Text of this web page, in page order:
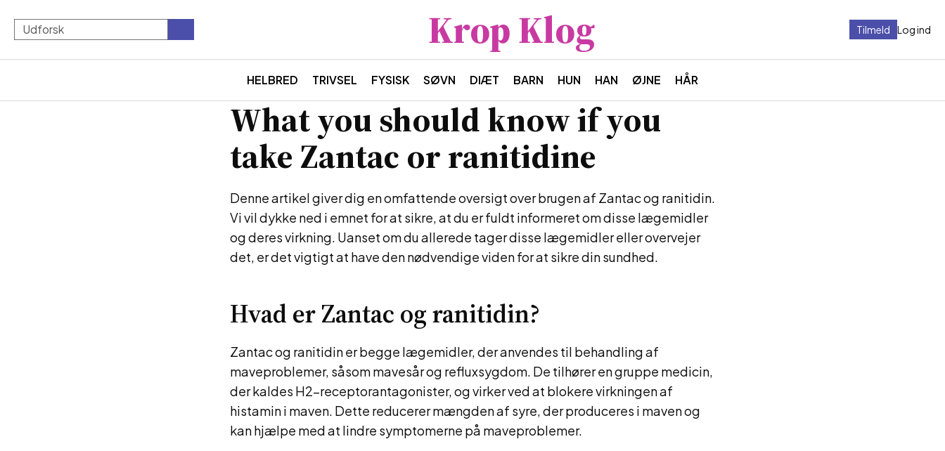
Krop Klog Log ind
Tilmeld
HELBRED TRIVSEL FYSISK SØVN DIÆT BARN HUN HAN ØJNE HÅR
What you should know if you
take Zantac or ranitidine
Denne artikel giver dig en omfattende oversigt over brugen af Zantac og ranitidin.
Vi vil dykke ned i emnet for at sikre, at du er fuldt informeret om disse lægemidler
og deres virkning. Uanset om du allerede tager disse lægemidler eller overvejer
det, er det vigtigt at have den nødvendige viden for at sikre din sundhed.
Hvad er Zantac og ranitidin?
Zantac og ranitidin er begge lægemidler, der anvendes til behandling af
maveproblemer, såsom mavesår og refluxsygdom. De tilhører en gruppe medicin,
der kaldes H2-receptorantagonister, og virker ved at blokere virkningen af
histamin i maven. Dette reducerer mængden af syre, der produceres i maven og
kan hjælpe med at lindre symptomerne på maveproblemer.